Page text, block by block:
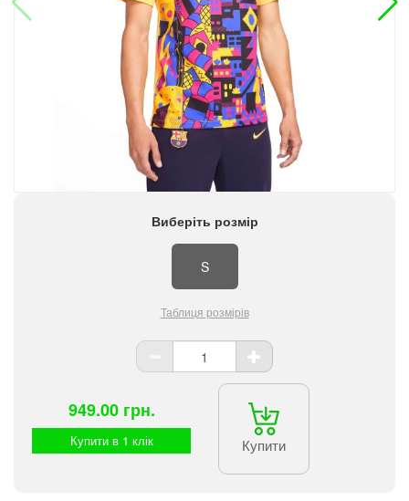
Виберіть розмір
S
Таблиця розмірів
949.00 грн.
Купити в 1 клік Купити